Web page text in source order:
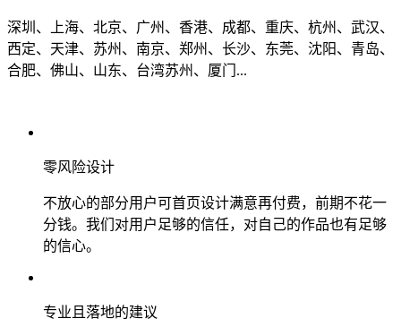
深圳、上海、北京、广州、香港、成都、重庆、杭州、武汉、
西定、天津、苏州、南京、郑州、长沙、东莞、沈阳、青岛、
合肥、佛山、山东、台湾苏州、厦门...
零风险设计
不放心的部分用户可首页设计满意再付费，前期不花一
分钱。我们对用户足够的信任，对自己的作品也有足够
的信心。
专业且落地的建议